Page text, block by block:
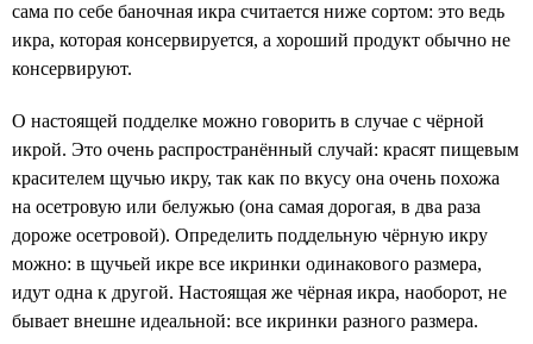
сама по себе баночная икра считается ниже сортом: это ведь
икра, которая консервируется, а хороший продукт обычно не
консервируют.
О настоящей подделке можно говорить в случае с чёрной
икрой. Это очень распространённый случай: красят пищевым
красителем щучью икру, так как по вкусу она очень похожа
на осетровую или белужью (она самая дорогая, в два раза
дороже осетровой). Определить поддельную чёрную икру
можно: в щучьей икре все икринки одинакового размера,
идут одна к другой. Настоящая же чёрная икра, наоборот, не
бывает внешне идеальной: все икринки разного размера.